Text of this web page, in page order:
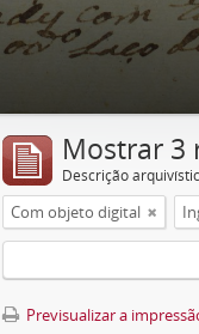
Mostrar 3
Descrição
Com objeto digital
Previsualizar a